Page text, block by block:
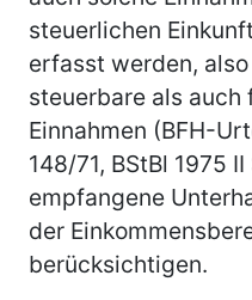
steuerlichen
erfasst werden,
steuerbare als
Einnahmen (BFH-
148/71, BStBl 1975
empfangene
der
berücksichtigen.